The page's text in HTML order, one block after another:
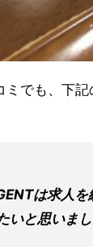
ミでも、下記
は求人
いと思いまし